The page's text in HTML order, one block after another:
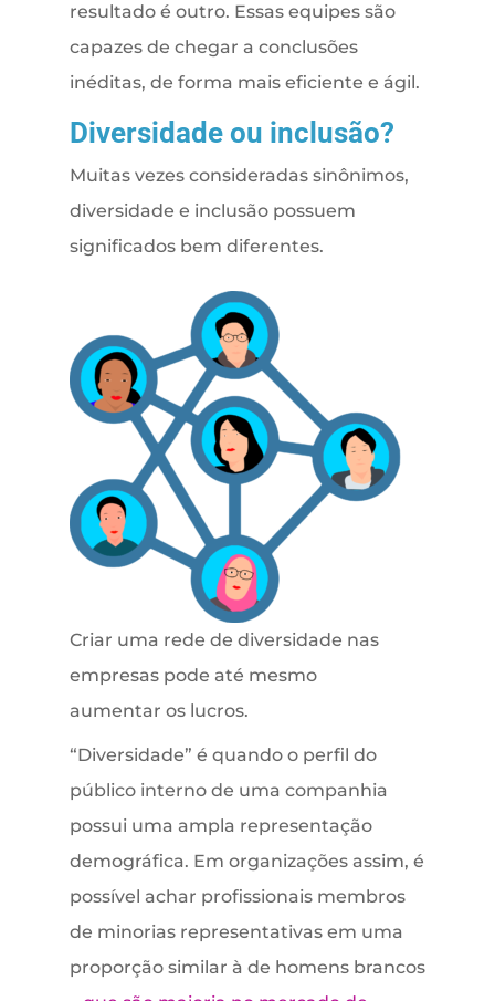
resultado é outro. Essas equipes são
capazes de chegar a conclusões
inéditas, de forma mais eficiente e ágil.
Diversidade ou inclusão?
Muitas vezes consideradas sinônimos,
diversidade e inclusão possuem
significados bem diferentes.
Criar uma rede de diversidade nas
empresas pode até mesmo
aumentar os lucros.
“Diversidade” é quando o perfil do
público interno de uma companhia
possui uma ampla representação
demográfica. Em organizações assim, é
possível achar profissionais membros
de minorias representativas em uma
proporção similar à de homens brancos